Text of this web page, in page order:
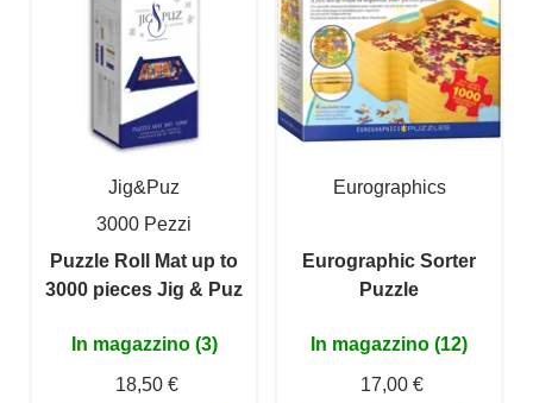
Jig&Puz
3000 Pezzi
Puzzle Roll Mat up to
3000 pieces Jig & Puz
In magazzino (3)
18,50 €
Eurographics
Eurographic Sorter
Puzzle
In magazzino (12)
17,00 €